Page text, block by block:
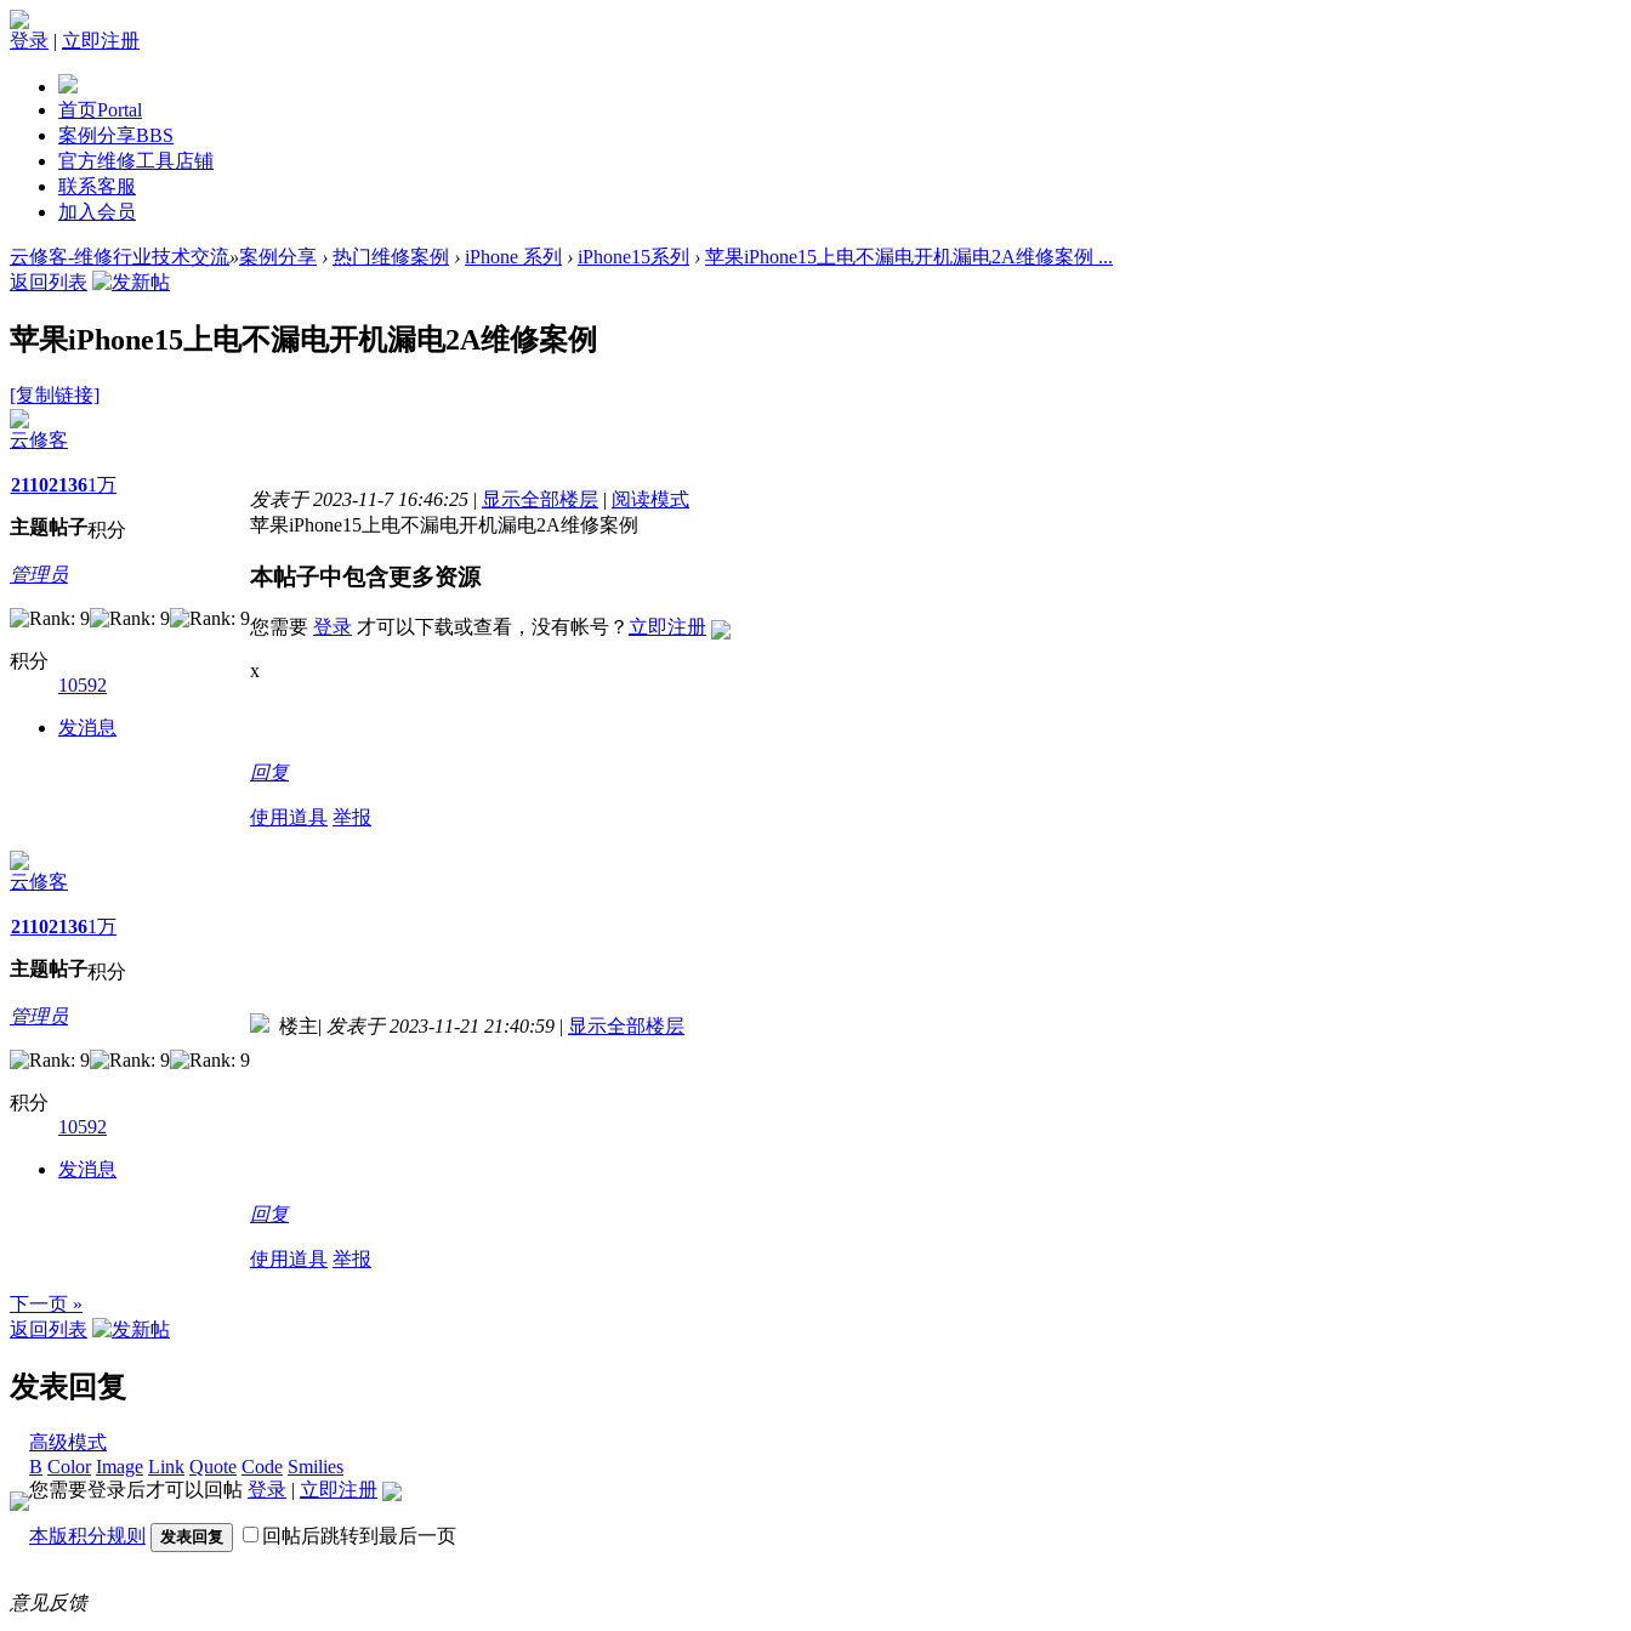
登录 | 立即注册
首页Portal
案例分享BBS
官方维修工具店铺
联系客服
加入会员
云修客-维修行业技术交流»案例分享 › 热门维修案例 › iPhone 系列 › iPhone15系列 › 苹果iPhone15上电不漏电开机漏电2A维修案例 ...
返回列表
苹果iPhone15上电不漏电开机漏电2A维修案例
[复制链接]
云修客
2110
主题
2136
帖子
1万
积分
管理员
积分
10592
发消息
发表于 2023-11-7 16:46:25 | 显示全部楼层 | 阅读模式
苹果iPhone15上电不漏电开机漏电2A维修案例
本帖子中包含更多资源
您需要 登录 才可以下载或查看，没有帐号？ 立即注册
x
回复
使用道具 举报
云修客
2110
主题
2136
帖子
1万
积分
管理员
积分
10592
发消息
楼主| 发表于 2023-11-21 21:40:59 | 显示全部楼层
回复
使用道具 举报
下一页 »
返回列表
发表回复
高级模式
B Color Image Link Quote Code Smilies
您需要登录后才可以回帖 登录 | 立即注册
本版积分规则 发表回复 回帖后跳转到最后一页
意见反馈